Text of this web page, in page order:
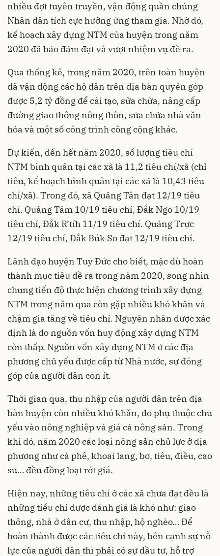
nhiều đợt tuyên truyền, vận động quần chúng
Nhân dân tích cực hưởng ứng tham gia. Nhờ đó,
kế hoạch xây dựng NTM của huyện trong năm
2020 đã bảo đảm đạt và vượt nhiệm vụ đề ra.
Qua thống kê, trong năm 2020, trên toàn huyện
đã vận động các hộ dân trên địa bàn quyên góp
được 5,2 tỷ đồng để cải tạo, sửa chữa, nâng cấp
đường giao thông nông thôn, sửa chữa nhà văn
hóa và một số công trình công cộng khác.
Dự kiến, đến hết năm 2020, số lượng tiêu chí
NTM bình quân tại các xã là 11,2 tiêu chí/xã (chỉ
tiêu, kế hoạch bình quân tại các xã là 10,43 tiêu
chí/xã). Trong đó, xã Quảng Tân đạt 12/19 tiêu
chí. Quảng Tâm 10/19 tiêu chí, Đắk Ngo 10/19
tiêu chí, Đắk R’tíh 11/19 tiêu chí. Quảng Trực
12/19 tiêu chí, Đắk Búk So đạt 12/19 tiêu chí.
Lãnh đạo huyện Tuy Đức cho biết, mặc dù hoàn
thành mục tiêu đề ra trong năm 2020, song nhìn
chung tiến độ thực hiện chương trình xây dựng
NTM trong năm qua còn gặp nhiều khó khăn và
chậm gia tăng về tiêu chí. Nguyên nhân được xác
định là do nguồn vốn huy động xây dựng NTM
còn thấp. Nguồn vốn xây dựng NTM ở các địa
phương chủ yếu được cấp từ Nhà nước, sự đóng
góp của người dân còn ít.
Thời gian qua, thu nhập của người dân trên địa
bàn huyện còn nhiều khó khăn, do phụ thuộc chủ
yếu vào nông nghiệp và giá cả nông sản. Trong
khi đó, năm 2020 các loại nông sản chủ lực ở địa
phương như cà phê, khoai lang, bơ, tiêu, điều, cao
su… đều đồng loạt rớt giá.
Hiện nay, những tiêu chí ở các xã chưa đạt đều là
những tiếu chí được đánh giá là khó như: giao
thông, nhà ở dân cư, thu nhập, hộ nghèo… Để
hoàn thành được các tiêu chí này, bên cạnh sự nỗ
lực của người dân thì phải có sự đầu tư, hỗ trợ